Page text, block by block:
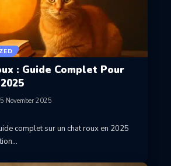
: Guide Complet Pour
November 2025
complet sur un chat roux en 2025